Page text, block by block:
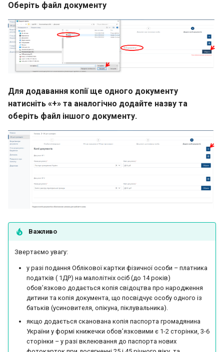
Оберіть файл документу
Для додавання копії ще одного документу
натисніть «+» та аналогічно додайте назву та
оберіть файл іншого документу.
Важливо
Звертаємо увагу:
у разі подання Облікової картки фізичної особи – платника
податків ( 1ДР) на малолітніх осіб (до 14 років)
обов’язково додається копія свідоцтва про народження
дитини та копія документа, що посвідчує особу одного із
батьків (усиновителя, опікуна, піклувальника).
якщо додається сканована копія паспорта громадянина
України у формі книжечки обов’язковими є 1-2 сторінки, 3-6
сторінки – у разі вклеювання до паспорта нових